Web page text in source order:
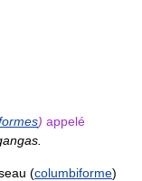
) appelé
(columbiforme)